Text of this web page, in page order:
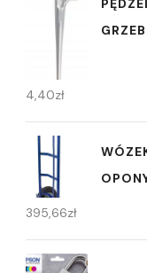
4,40zł
395,66zł